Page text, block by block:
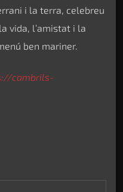
i la terra, celebreu
vida, l’amistat i la
ben mariner.
cambrils-